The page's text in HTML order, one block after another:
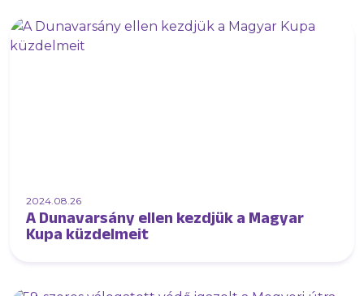
2024.08.26
A Dunavarsány ellen kezdjük a Magyar
Kupa küzdelmeit